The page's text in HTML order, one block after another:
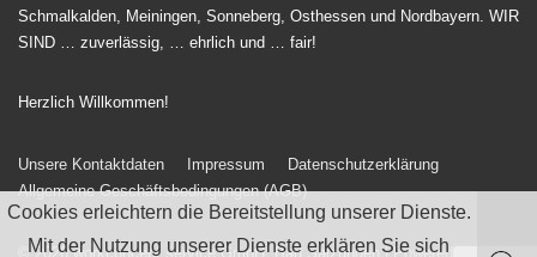
Schmalkalden, Meiningen, Sonneberg, Osthessen und Nordbayern. WIR
SIND … zuverlässig, … ehrlich und … fair!
Herzlich Willkommen!
Footer-
Menü
Unsere Kontaktdaten Impressum
Datenschutzerklärung
Allgemeine Geschäftsbedingungen (AGB)
© 2026workconcept service GmbH, Bad Salzungen| Powered by
Cookies erleichtern die Bereitstellung unserer Dienste.
Mit der Nutzung unserer Dienste erklären Sie sich